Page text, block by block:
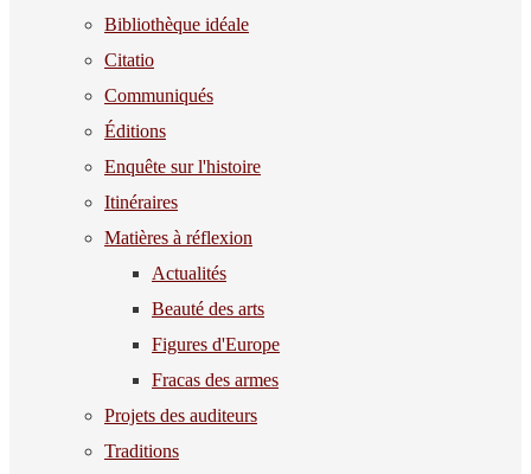
Bibliothèque idéale
Citatio
Communiqués
Éditions
Enquête sur l'histoire
Itinéraires
Matières à réflexion
Actualités
Beauté des arts
Figures d'Europe
Fracas des armes
Projets des auditeurs
Traditions